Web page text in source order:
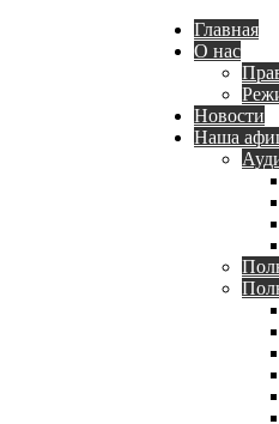
Главная
О нас
Новости
Наша